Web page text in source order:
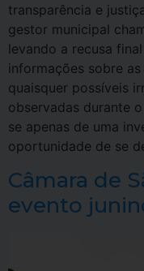
transparência e
gestor municipal
levando a recusa
informações sobre
quaisquer possíveis
observadas durante
se apenas de uma
oportunidade de se
Câmara de
evento